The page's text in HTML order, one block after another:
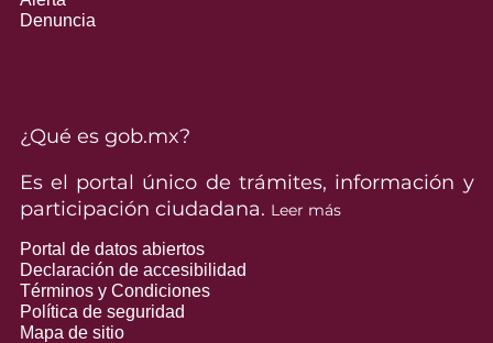
Denuncia
¿Qué es gob.mx?
Es el portal único de trámites, información y
participación ciudadana. Leer más
Portal de datos abiertos
Declaración de accesibilidad
Términos y Condiciones
Política de seguridad
Mapa de sitio